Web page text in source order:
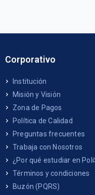
Corporativo
Institución
Misión y Visión
Zona de Pagos
Política de Calidad
Preguntas frecuentes
Trabaja con Nosotros
¿Por qué estudiar en
Términos y condiciones
Buzón (PQRS)